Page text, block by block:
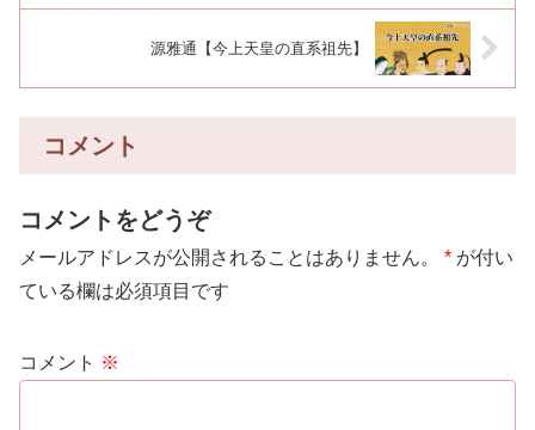
源雅通【今上天皇の直系祖先】
コメント
コメントをどうぞ
メールアドレスが公開されることはありません。 * が付い
ている欄は必須項目です
コメント ※